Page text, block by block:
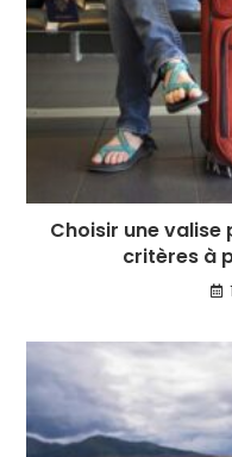
Choisir une
critères à